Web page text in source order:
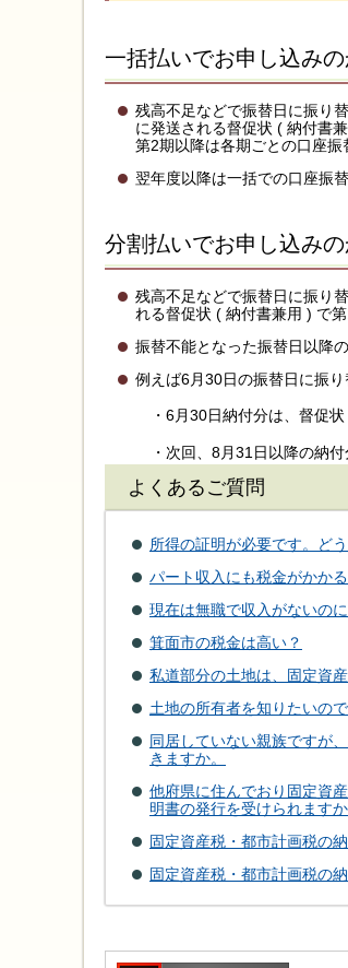
一括払いでお申し込みの
残高不足などで振替日に振り
に発送される督促状 ( 納付書
第2期以降は各期ごとの口座振
翌年度以降は一括での口座振
分割払いでお申し込みの
残高不足などで振替日に振り
れる督促状 ( 納付書兼用 ) で
振替不能となった振替日以降
例えば6月30日の振替日に振
・6月30日納付分は、督促
・次回、8月31日以降の納付
よくあるご質問
所得の証明が必要です。ど
パート収入にも税金がかか
現在は無職で収入がないの
箕面市の税金は高い？
私道部分の土地は、固定資
土地の所有者を知りたいので
同居していない親族ですが
きますか。
他府県に住んでおり固定資
明書の発行を受けられますか
固定資産税・都市計画税の
固定資産税・都市計画税の